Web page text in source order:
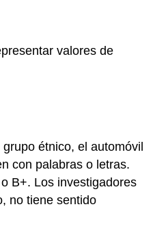
valores de
étnico, el automóvil
con palabras o letras.
B+. Los investigadores
no tiene sentido